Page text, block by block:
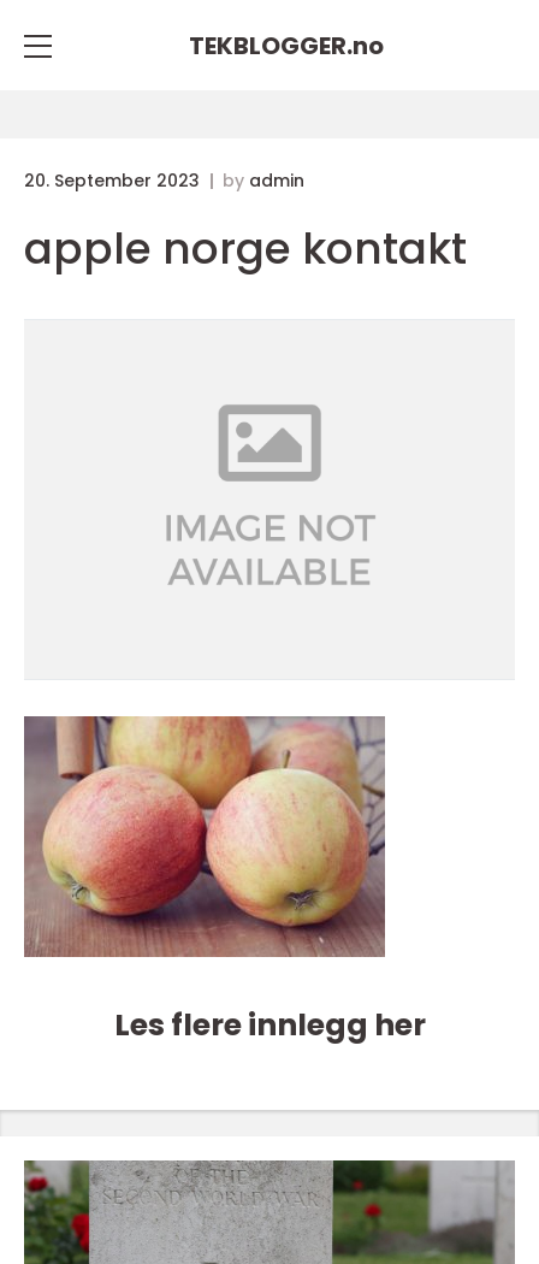
TEKBLOGGER.no
20. September 2023 by admin
apple norge kontakt
Les flere innlegg her